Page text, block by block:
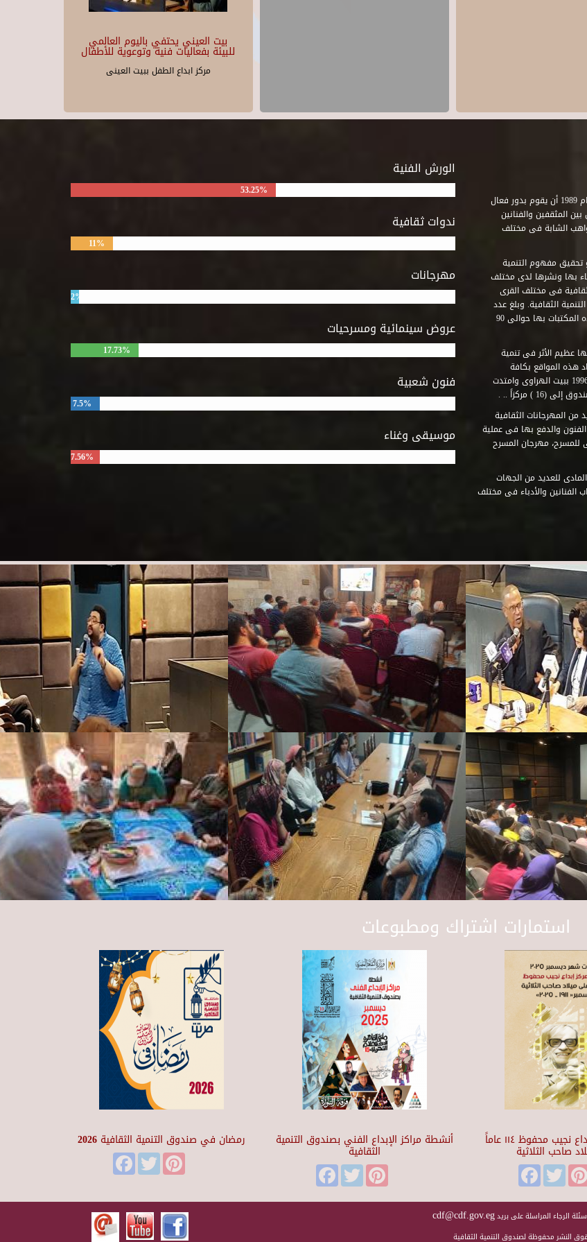
بيت العيني يحتفي باليوم العالمي
للبيئة بفعاليات فنية وتوعوية للأطفال
مركز ابداع الطفل ببيت العينى
الورش الفنية
53.25%
ندوات ثقافية
11%
مهرجانات
2%
عروض سينمائية ومسرحيات
17.73%
فنون شعبية
7.5%
موسيقى وغناء
7.56%
استطاع صندوق التنمية الثقافية على مدى خمسة وثلاثون عاماً منذ إنشائه عام 1989 أن يقوم بدور فعال
المثقفين والفنانين
الشابة فى مختلف
مفهوم التنمية
بها ونشرها لدى مختلف
فى مختلف القرى
الثقافية. وبلغ عدد
المكتبات التى أنشأها الصندوق فى أماكن لم يكن من المتصور إقامة مثل هذه المكتبات بها حوالى 90
عظيم الأثر فى تنمية
هذه المواقع بكافة
المتطلبات التى تكفل لها أداء دورها الثقافى والفنى. وقد بدأت التجربة عام 1996 ببيت الهراوى وامتدت
) مركزاً .. .
من المهرجانات الثقافية
والدفع بها فى عملية
للمسرح، مهرجان المسرح
للعديد من الجهات
الفنانين والأدباء فى مختلف
استمارات اشتراك ومطبوعات
رمضان في صندوق التنمية الثقافية 2026
FacebookTwitter
أنشطة مراكز الإبداع الفني بصندوق التنمية
الثقافية
FacebookTwitterPinterest
متحف ومركز إبداع نجيب محفوظ ١١٤ عاماً
صاحب الثلاثية
Facebook
الرجاء المراسلة على بريدcdf@cdf.gov.eg
النشر محفوظة لصندوق التنمية الثقافية